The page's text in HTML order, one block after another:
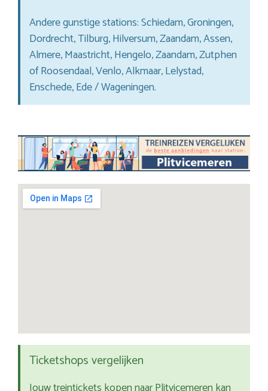
Andere gunstige stations: Schiedam, Groningen,
Dordrecht, Tilburg, Hilversum, Zaandam, Assen,
Almere, Maastricht, Hengelo, Zaandam, Zutphen
of Roosendaal, Venlo, Alkmaar, Lelystad,
Enschede, Ede / Wageningen.
Ticketshops vergelijken